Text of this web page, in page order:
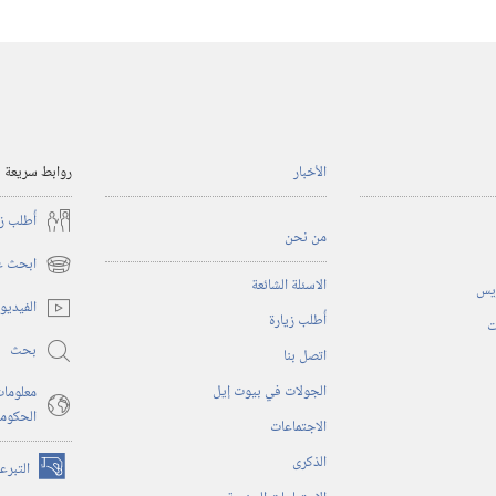
الأخبار
من نحن
الاسئلة الشائعة
أُطلب زيارة
اتصل بنا
الجولات في بيوت إيل
الاجتماعات
الذكرى
روابط سريعة
أُطلب
ابحث (يفتح
نافذة
جديدة)
بحث
(يفتح